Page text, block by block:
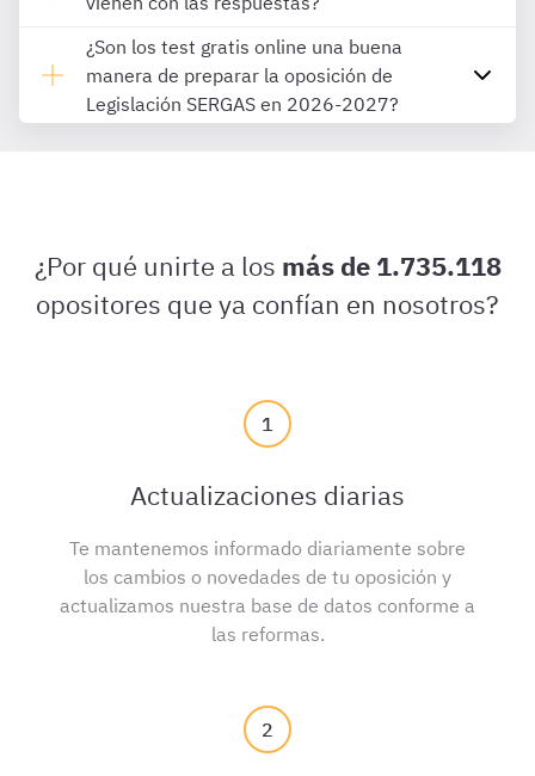
¿Son los test gratis online una buena
manera de preparar la oposición de
Legislación SERGAS en 2026-2027?
¿Por qué unirte a los más de 1.735.118
opositores que ya confían en nosotros?
1
Actualizaciones diarias
Te mantenemos informado diariamente sobre
los cambios o novedades de tu oposición y
actualizamos nuestra base de datos conforme a
las reformas.
2